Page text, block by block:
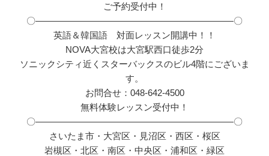
ご予約受付中！
〇――――――――――――――――――――――〇
英語＆韓国語 対面レッスン開講中！！
NOVA大宮校は大宮駅西口徒歩2分
ソニックシティ近くスターバックスのビル4階にございま
す。
お問合せ：048-642-4500
無料体験レッスン受付中！
〇――――――――――――――――――――――〇
さいたま市・大宮区・見沼区・西区・桜区
岩槻区・北区・南区・中央区・浦和区・緑区